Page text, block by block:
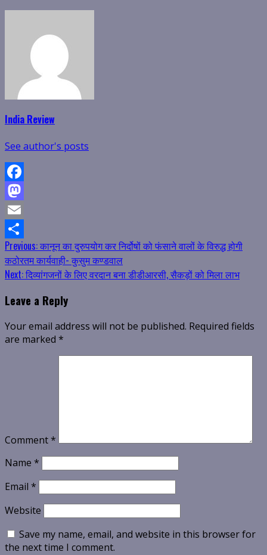
India Review
See author's posts
Facebook
Mastodon
Email
Share
Continue
Reading
Previous:कानून का दुरुपयोग कर निर्दोषों को फंसाने वालों के विरुद्ध होगी
कठोरतम कार्यवाही- कुसुम कण्डवाल
Next:दिव्यांगजनों के लिए वरदान बना डीडीआरसी, सैकड़ों को मिला लाभ
Leave a Reply
Your email address will not be published. Required fields
are marked *
Comment*
Name *
Email *
Website
Save my name, email, and website in this browser for
the next time I comment.